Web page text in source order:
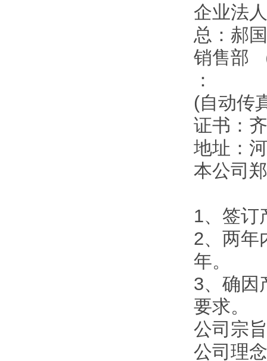
企业法
总：郝
销售部
：
(自动传
证书：
地址：
本公司
1、签订
2、两年
年。
3、确因
要求。
公司宗
公司理